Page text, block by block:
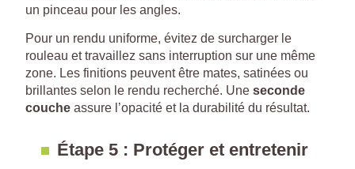
un pinceau pour les angles.
Pour un rendu uniforme, évitez de surcharger le
rouleau et travaillez sans interruption sur une même
zone. Les finitions peuvent être mates, satinées ou
brillantes selon le rendu recherché. Une seconde
couche assure l’opacité et la durabilité du résultat.
Étape 5 : Protéger et entretenir